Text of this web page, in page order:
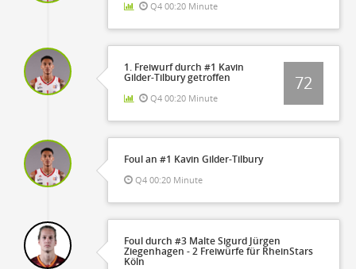
Q4 00:20 Minute
1. Freiwurf durch #1 Kavin
Gilder-Tilbury getroffen
Q4 00:20 Minute
72
Foul an #1 Kavin Gilder-Tilbury
Q4 00:20 Minute
Foul durch #3 Malte Sigurd Jürgen
Ziegenhagen - 2 Freiwürfe für RheinStars
Köln